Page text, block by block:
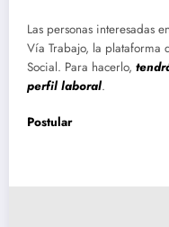
Las personas interesadas
Vía Trabajo, la plataforma
Social. Para hacerlo,
perfil laboral.
Postular